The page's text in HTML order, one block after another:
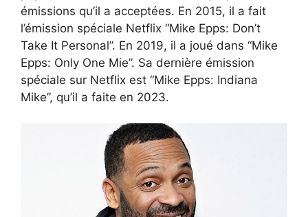
émissions qu’il a acceptées. En 2015, il a fait
l’émission spéciale Netflix “Mike Epps: Don’t
Take It Personal”. En 2019, il a joué dans “Mike
Epps: Only One Mie”. Sa dernière émission
spéciale sur Netflix est “Mike Epps: Indiana
Mike”, qu’il a faite en 2023.